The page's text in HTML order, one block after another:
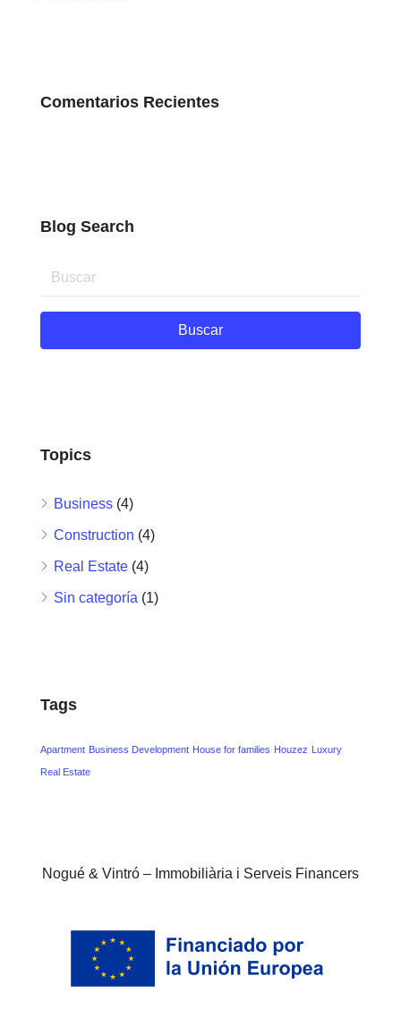
Comentarios Recientes
Blog Search
Buscar
Topics
Business (4)
Construction (4)
Real Estate (4)
Sin categoría (1)
Tags
Apartment Business Development House for families Houzez Luxury
Real Estate
Nogué & Vintró – Immobiliària i Serveis Financers